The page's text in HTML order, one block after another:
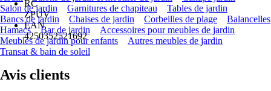
RC
ZPUV
EAN
4250352521692
Salon de jardin
Garnitures de chapiteau
Tables de jardin
Bancs de jardin
Chaises de jardin Corbeilles de plage
Balancelles
Hamacs
Bar de jardin
Accessoires pour meubles de jardin
Meubles de jardin pour enfants
Autres meubles de jardin
Transat & bain de soleil
Avis clients